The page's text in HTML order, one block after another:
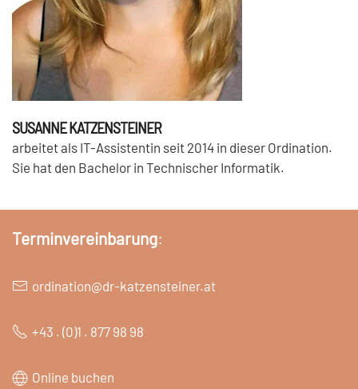
SUSANNE KATZENSTEINER
arbeitet als IT-Assistentin seit 2014 in dieser Ordination.
Sie hat den Bachelor in Technischer Informatik.
Terminvereinbarung:
ordination@dr-katzensteiner.at
+43 . (0)1 . 877 98 98
Online buchen